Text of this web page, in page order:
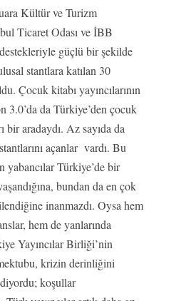
Kültür ve Turizm
Ticaret Odası ve İBB
güçlü bir şekilde
stantlara katılan 30
Çocuk kitabı yayıncılarının
3.0’da da Türkiye’den çocuk
bir aradaydı. Az sayıda da
açanlar vardı. Bu
yabancılar Türkiye’de bir
bundan da en çok
inanmazdı. Oysa hem
hem de yanlarında
Yayıncılar Birliği’nin
krizin derinliğini
koşullar